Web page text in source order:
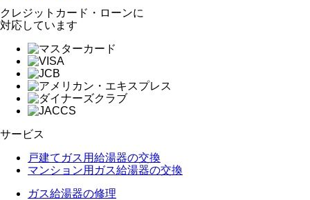
クレジットカード・ローンに
対応しています
サービス
戸建てガス用給湯器の交換
マンション用ガス給湯器の交換
ガス給湯器の修理